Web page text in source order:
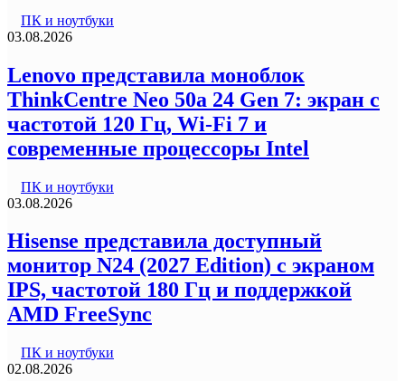
ПК и ноутбуки
03.08.2026
Lenovo представила моноблок
ThinkCentre Neo 50a 24 Gen 7: экран с
частотой 120 Гц, Wi-Fi 7 и
современные процессоры Intel
ПК и ноутбуки
03.08.2026
Hisense представила доступный
монитор N24 (2027 Edition) с экраном
IPS, частотой 180 Гц и поддержкой
AMD FreeSync
ПК и ноутбуки
02.08.2026